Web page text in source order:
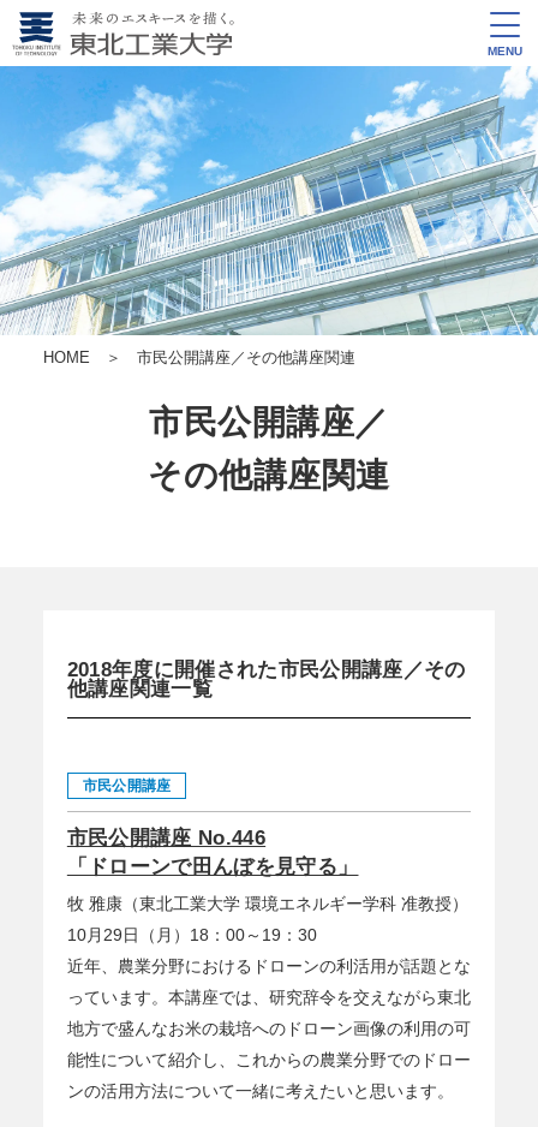
MENU
HOME ＞ 市民公開講座／その他講座関連
市民公開講座／
その他講座関連
2018年度に開催された市民公開講座／その
他講座関連一覧
市民公開講座
市民公開講座 No.446
「ドローンで田んぼを見守る」
牧 雅康（東北工業大学 環境エネルギー学科 准教授）
10月29日（月）18：00～19：30
近年、農業分野におけるドローンの利活用が話題とな
っています。本講座では、研究辞令を交えながら東北
地方で盛んなお米の栽培へのドローン画像の利用の可
能性について紹介し、これからの農業分野でのドロー
ンの活用方法について一緒に考えたいと思います。